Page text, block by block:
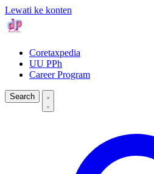
Lewati ke konten
Coretaxpedia
UU PPh
Career Program
Search